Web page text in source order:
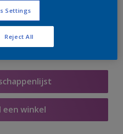
aan te vullen.
een winkel
Settings
Reject All